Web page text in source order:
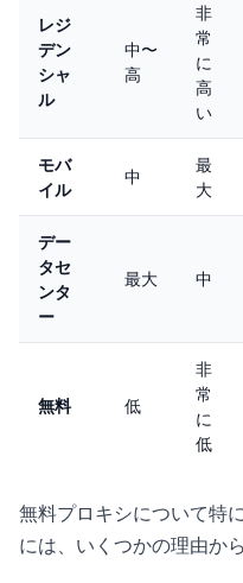
レジ
デン
シャ
ル
中〜
高
非
常
に
高
い
モバ
イル
中
最
大
デー
タセ
ンタ
ー
最大 中
無料 低
非
常
に
低
無料プロキシについて特
には、いくつかの理由か